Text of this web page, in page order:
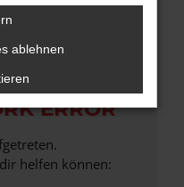
ERROR
helfen können:
ablehnen